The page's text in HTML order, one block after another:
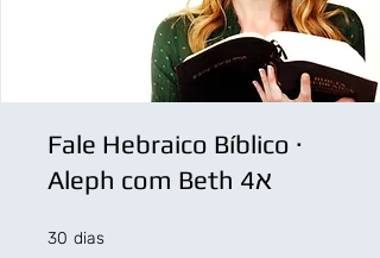
Fale Hebraico Bíblico ·
Aleph com Beth 4א
30 dias